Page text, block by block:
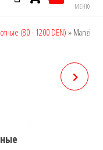
МЕНЮ
(80 - 1200 DEN)» Manzi